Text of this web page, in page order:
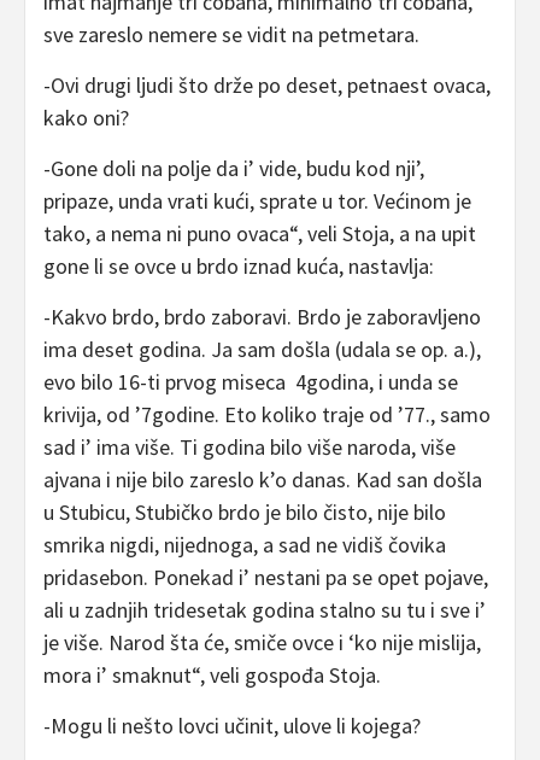
sve zareslo nemere se vidit na petmetara.
-Ovi drugi ljudi što drže po deset, petnaest ovaca,
kako oni?
-Gone doli na polje da i’ vide, budu kod nji’,
pripaze, unda vrati kući, sprate u tor. Većinom je
tako, a nema ni puno ovaca“, veli Stoja, a na upit
gone li se ovce u brdo iznad kuća, nastavlja:
-Kakvo brdo, brdo zaboravi. Brdo je zaboravljeno
ima deset godina. Ja sam došla (udala se op. a.),
evo bilo 16-ti prvog miseca 4godina, i unda se
krivija, od ’7godine. Eto koliko traje od ’77., samo
sad i’ ima više. Ti godina bilo više naroda, više
ajvana i nije bilo zareslo k’o danas. Kad san došla
u Stubicu, Stubičko brdo je bilo čisto, nije bilo
smrika nigdi, nijednoga, a sad ne vidiš čovika
pridasebon. Ponekad i’ nestani pa se opet pojave,
ali u zadnjih tridesetak godina stalno su tu i sve i’
je više. Narod šta će, smiče ovce i ‘ko nije mislija,
mora i’ smaknut“, veli gospođa Stoja.
-Mogu li nešto lovci učinit, ulove li kojega?